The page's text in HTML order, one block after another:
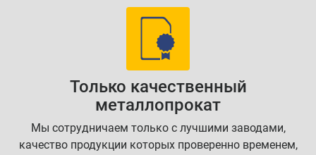
Только качественный
металлопрокат
Мы сотрудничаем только с лучшими заводами,
качество продукции которых проверенно временем,